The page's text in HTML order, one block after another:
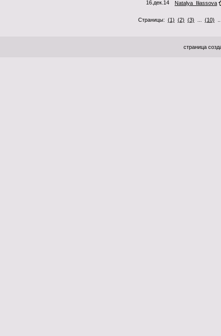
16.дек.14 Natalya_Iliassova
Страницы: (1) (2) (3) (10)
страница